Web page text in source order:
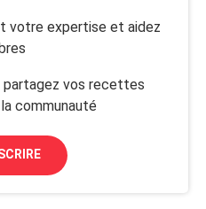
votre expertise et aidez
partagez vos recettes
communauté